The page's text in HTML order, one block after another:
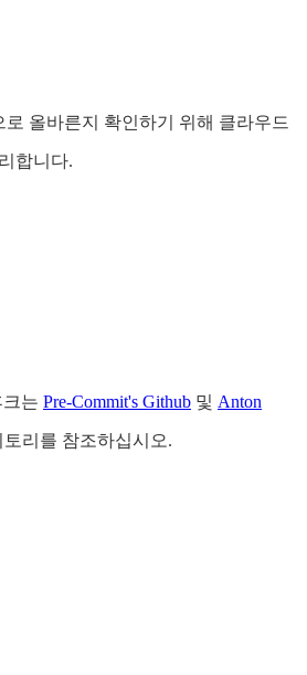
올바른지 확인하기 위해 클라우드
합니다.
크는 Pre-Commit's Github 및 Anton
토리를 참조하십시오.